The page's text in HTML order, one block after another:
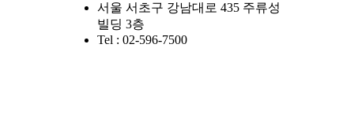
서울 서초구 강남대로 435 주류성
빌딩 3층
Tel : 02-596-7500